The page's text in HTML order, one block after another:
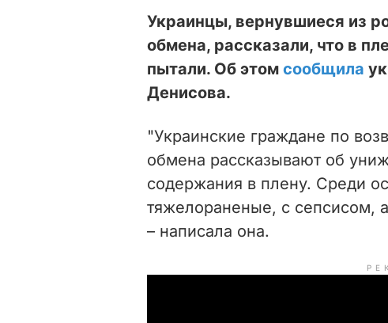
Украинцы, вернувшиеся из
обмена, рассказали, что в
пытали. Об этом сообщила
Денисова.
"Украинские граждане по
обмена рассказывают об
содержания в плену. Среди
тяжелораненые, с сепсисом,
– написала она.